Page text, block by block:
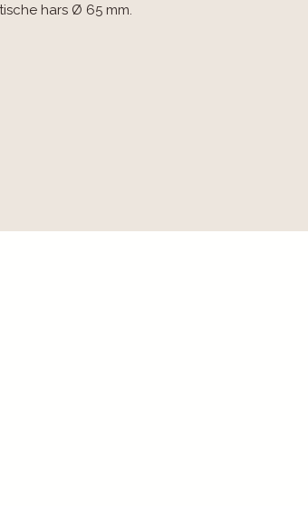
hars Ø 65 mm.